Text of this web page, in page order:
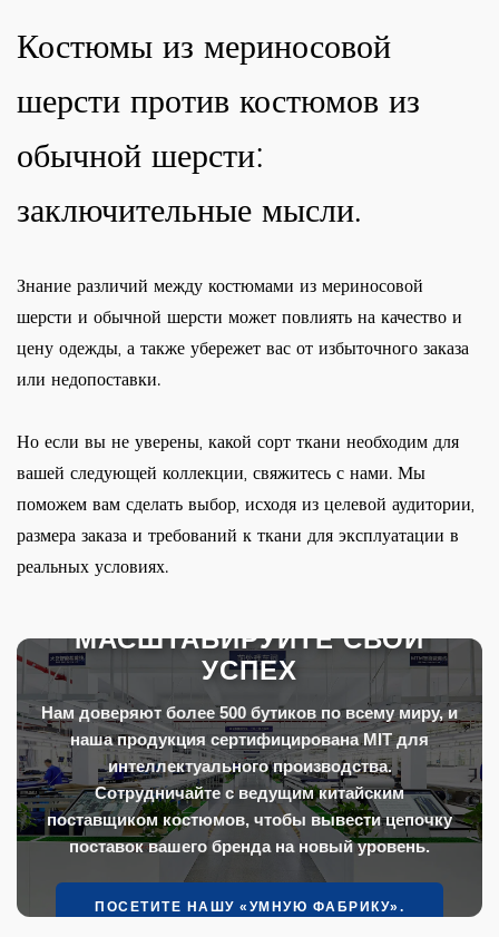
Костюмы из мериносовой
шерсти против костюмов из
обычной шерсти:
заключительные мысли.
Знание различий между костюмами из мериносовой
шерсти и обычной шерсти может повлиять на качество и
цену одежды, а также убережет вас от избыточного заказа
или недопоставки.
Но если вы не уверены, какой сорт ткани необходим для
вашей следующей коллекции, свяжитесь с нами. Мы
поможем вам сделать выбор, исходя из целевой аудитории,
размера заказа и требований к ткани для эксплуатации в
реальных условиях.
МАСШТАБИРУЙТЕ СВОЙ
УСПЕХ
Нам доверяют более 500 бутиков по всему миру, и
наша продукция сертифицирована MIT для
интеллектуального производства.
Сотрудничайте с ведущим китайским
поставщиком костюмов, чтобы вывести цепочку
поставок вашего бренда на новый уровень.
ПОСЕТИТЕ НАШУ «УМНУЮ ФАБРИКУ».